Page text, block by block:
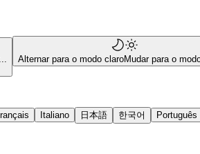
Alternar para o modo claroMudar para o
Italiano 日本語 한국어 Português